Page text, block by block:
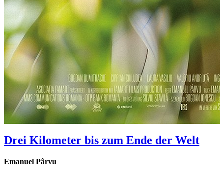
Drei Kilometer bis zum Ende der Welt
Emanuel Pârvu